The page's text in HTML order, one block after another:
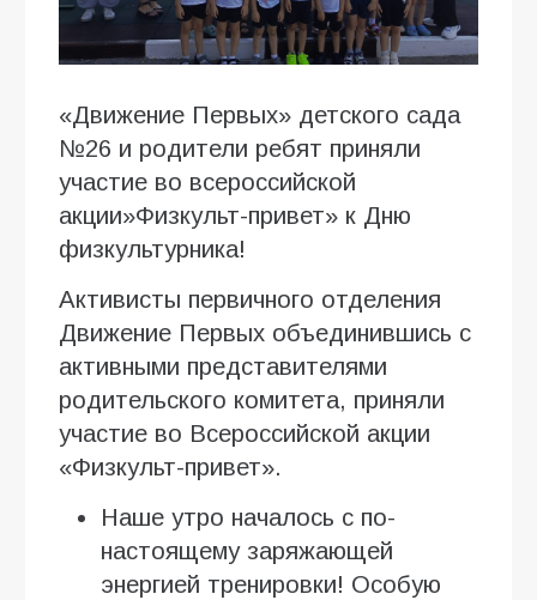
«Движение Первых» детского сада
№26 и родители ребят приняли
участие во всероссийской
акции»Физкульт-привет» к Дню
физкультурника!
Активисты первичного отделения
Движение Первых объединившись с
активными представителями
родительского комитета, приняли
участие во Всероссийской акции
«Физкульт-привет».
Наше утро началось с по-
настоящему заряжающей
энергией тренировки! Особую